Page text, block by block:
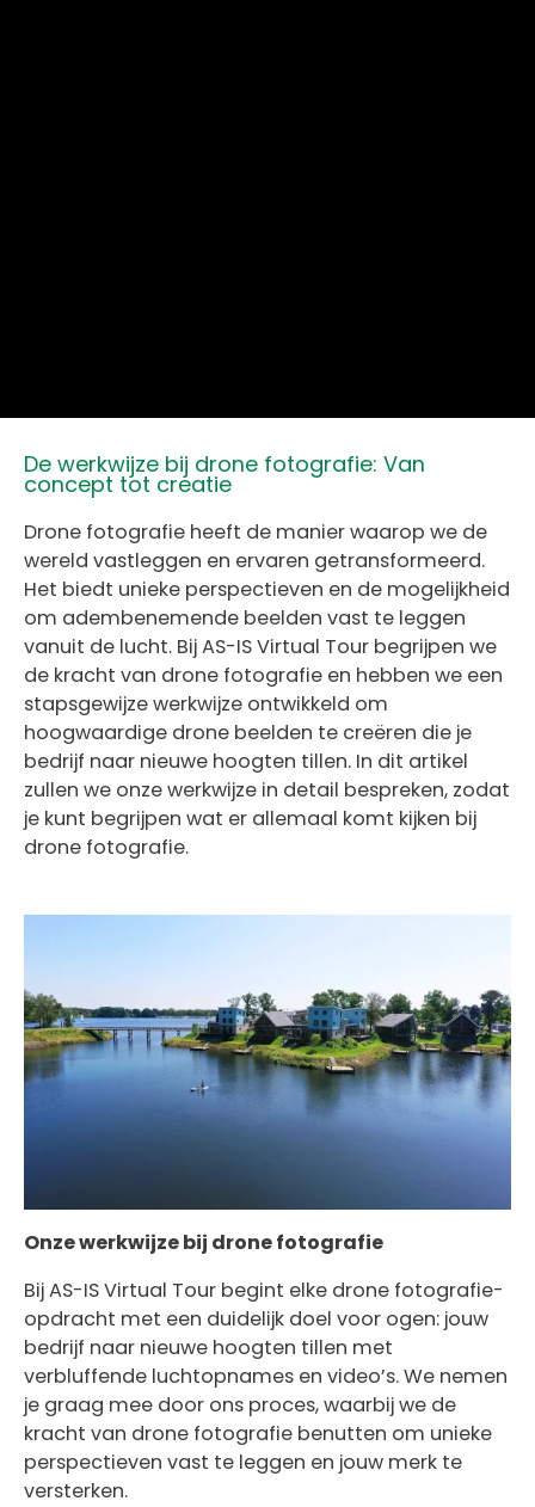
De werkwijze bij drone fotografie: Van
concept tot creatie
Drone fotografie heeft de manier waarop we de
wereld vastleggen en ervaren getransformeerd.
Het biedt unieke perspectieven en de mogelijkheid
om adembenemende beelden vast te leggen
vanuit de lucht. Bij AS-IS Virtual Tour begrijpen we
de kracht van drone fotografie en hebben we een
stapsgewijze werkwijze ontwikkeld om
hoogwaardige drone beelden te creëren die je
bedrijf naar nieuwe hoogten tillen. In dit artikel
zullen we onze werkwijze in detail bespreken, zodat
je kunt begrijpen wat er allemaal komt kijken bij
drone fotografie.
Onze werkwijze bij drone fotografie
Bij AS-IS Virtual Tour begint elke drone fotografie-
opdracht met een duidelijk doel voor ogen: jouw
bedrijf naar nieuwe hoogten tillen met
verbluffende luchtopnames en video’s. We nemen
je graag mee door ons proces, waarbij we de
kracht van drone fotografie benutten om unieke
perspectieven vast te leggen en jouw merk te
versterken.